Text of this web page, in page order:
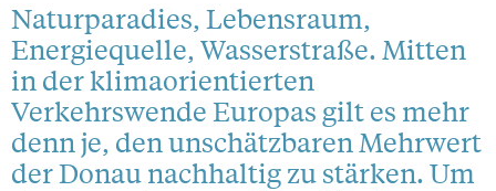
Naturparadies, Lebensraum,
Energiequelle, Wasserstraße. Mitten
in der klimaorientierten
Verkehrswende Europas gilt es mehr
denn je, den unschätzbaren Mehrwert
der Donau nachhaltig zu stärken. Um